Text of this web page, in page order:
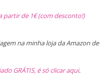
partir de 1€ (com desconto!)
na minha loja da Amazon de
GRÁTIS, é só clicar aqui.